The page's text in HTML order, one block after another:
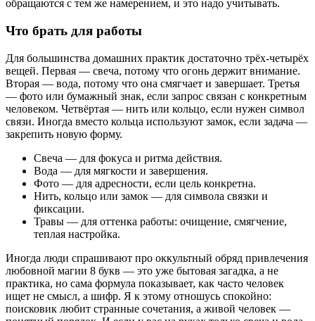
обращаются с тем же намерением, и это надо учитывать.
Что брать для работы
Для большинства домашних практик достаточно трёх-четырёх
вещей. Первая — свеча, потому что огонь держит внимание.
Вторая — вода, потому что она смягчает и завершает. Третья
— фото или бумажный знак, если запрос связан с конкретным
человеком. Четвёртая — нить или кольцо, если нужен символ
связи. Иногда вместо кольца используют замок, если задача —
закрепить новую форму.
Свеча — для фокуса и ритма действия.
Вода — для мягкости и завершения.
Фото — для адресности, если цель конкретна.
Нить, кольцо или замок — для символа связки и
фиксации.
Травы — для оттенка работы: очищение, смягчение,
теплая настройка.
Иногда люди спрашивают про оккультный обряд привлечения
любовной магии 8 букв — это уже бытовая загадка, а не
практика, но сама формула показывает, как часто человек
ищет не смысл, а шифр. Я к этому отношусь спокойно:
поисковик любит странные сочетания, а живой человек —